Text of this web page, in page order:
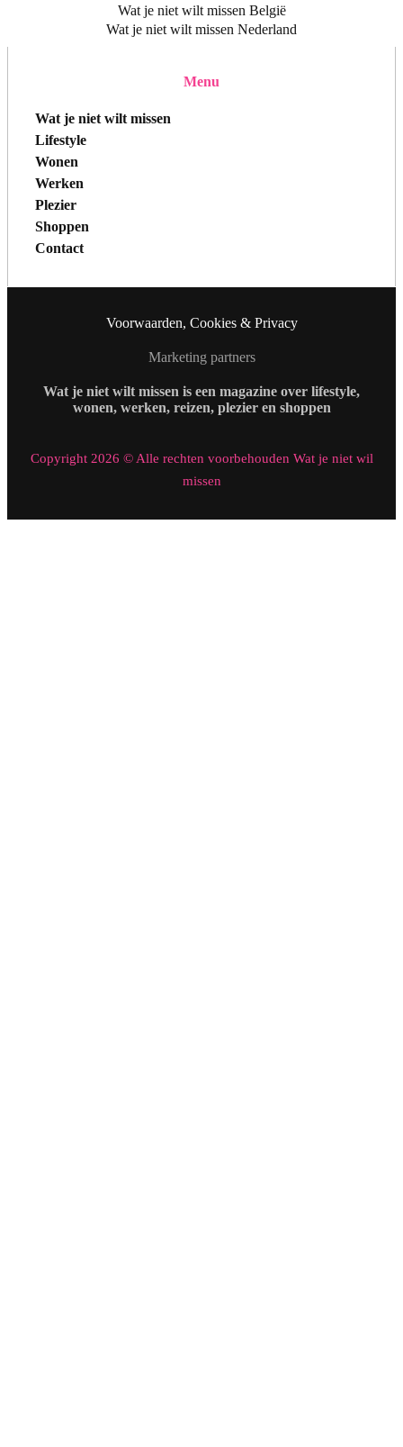
Wat je niet wilt missen België
Wat je niet wilt missen Nederland
Menu
Wat je niet wilt missen
Lifestyle
Wonen
Werken
Plezier
Shoppen
Contact
Voorwaarden, Cookies & Privacy
Marketing partners
Wat je niet wilt missen is een magazine over lifestyle,
wonen, werken, reizen, plezier en shoppen
Copyright 2026 © Alle rechten voorbehouden Wat je niet wil
missen